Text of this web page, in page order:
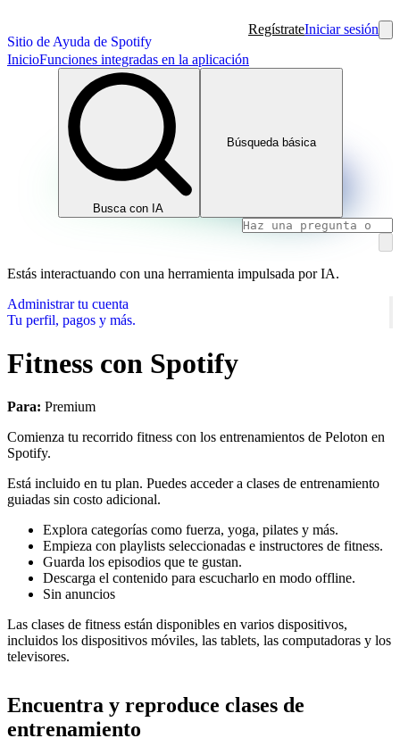
Sitio de Ayuda de Spotify
RegístrateIniciar sesión
InicioFunciones integradas en la aplicación
Busca con IA
Búsqueda básica
Estás interactuando con una herramienta impulsada por IA.
Administrar tu cuenta
Tu perfil, pagos y más.
Fitness con Spotify
Para: Premium
Comienza tu recorrido fitness con los entrenamientos de Peloton en
Spotify.
Está incluido en tu plan. Puedes acceder a clases de entrenamiento
guiadas sin costo adicional.
Explora categorías como fuerza, yoga, pilates y más.
Empieza con playlists seleccionadas e instructores de fitness.
Guarda los episodios que te gustan.
Descarga el contenido para escucharlo en modo offline.
Sin anuncios
Las clases de fitness están disponibles en varios dispositivos,
incluidos los dispositivos móviles, las tablets, las computadoras y los
televisores.
Encuentra y reproduce clases de
entrenamiento